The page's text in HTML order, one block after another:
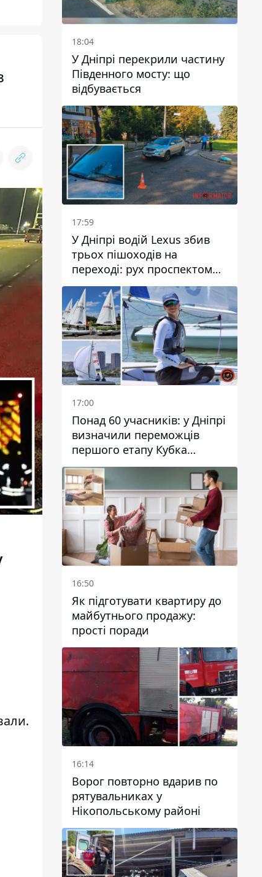
18:04
У Дніпрі перекрили частину
Південного мосту: що
відбувається
17:59
У Дніпрі водій Lexus збив
трьох пішоходів на
переході: рух проспектом
Науки ускладнений
17:00
Понад 60 учасників: у Дніпрі
визначили переможців
першого етапу Кубка
України з вітрильного
спорту
16:50
Як підготувати квартиру до
майбутнього продажу:
прості поради
16:14
Ворог повторно вдарив по
рятувальниках у
Нікопольському районі